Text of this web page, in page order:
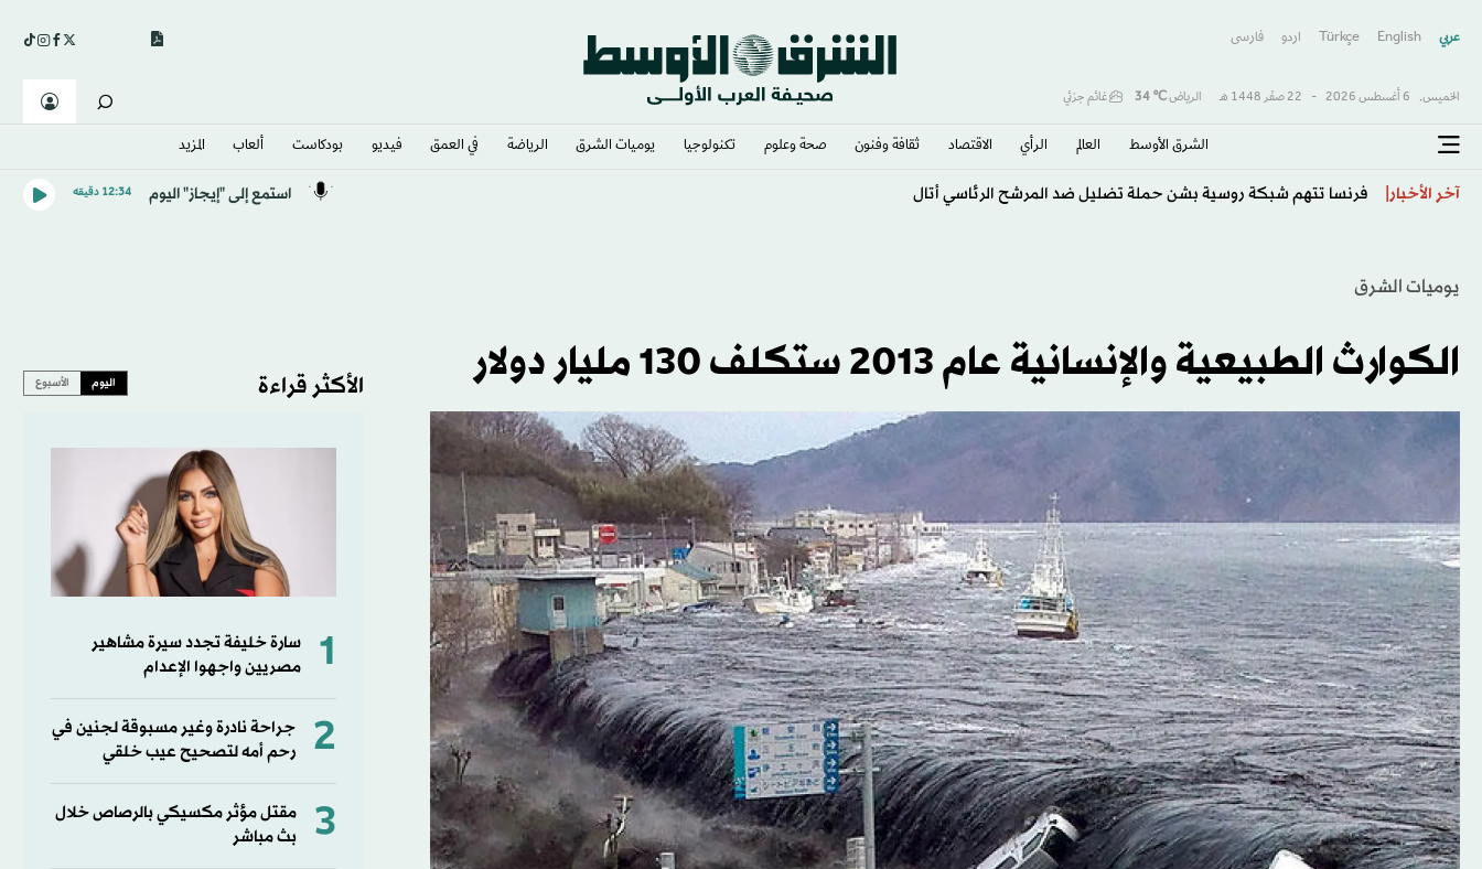
عربي English
Türkçe اردو فارسى
الخميس, 6 أغسطس 2026 - 22 صفَر 1448 هـ الرياض℃
34 غائم جزئي
الشرق الأوسط​ العالم الرأي الاقتصاد ثقافة وفنون صحة وعلوم تكنولوجيا يوميات الشرق​ الرياضة في العمق فيديو بودكاست ألعاب المزيد
آخر الأخبار فرنسا تتهم شبكة روسية بشن حملة تضليل ضد المرشح الرئاسي أتال استمع إلى "إيجاز" اليوم 12:34 دقيقه
يوميات الشرق
الكوارث الطبيعية والإنسانية عام 2013 ستكلف 130 مليار دولار الأكثر قراءة اليوم الأسبوع
1
سارة خليفة تجدد سيرة مشاهير
مصريين واجهوا الإعدام
2
جراحة نادرة وغير مسبوقة لجنين في
رحم أمه لتصحيح عيب خلقي
3
مقتل مؤثر مكسيكي بالرصاص خلال
بث مباشر